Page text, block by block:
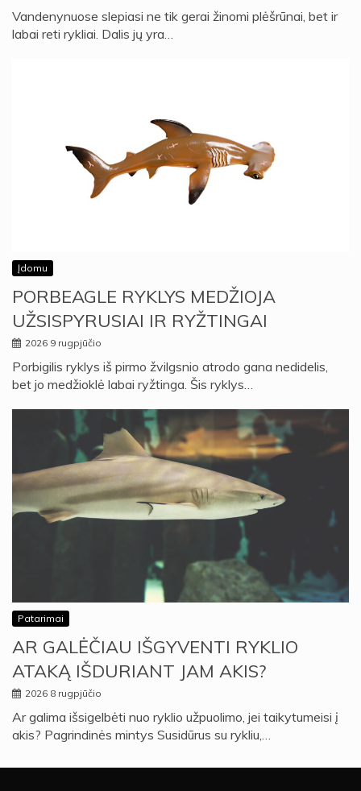
Vandenynuose slepiasi ne tik gerai žinomi plėšrūnai, bet ir
labai reti rykliai. Dalis jų yra…
Įdomu
PORBEAGLE RYKLYS MEDŽIOJA
UŽSISPYRUSIAI IR RYŽTINGAI
2026 9 rugpjūčio
Porbigilis ryklys iš pirmo žvilgsnio atrodo gana nedidelis,
bet jo medžioklė labai ryžtinga. Šis ryklys…
Patarimai
AR GALĖČIAU IŠGYVENTI RYKLIO
ATAKĄ IŠDURIANT JAM AKIS?
2026 8 rugpjūčio
Ar galima išsigelbėti nuo ryklio užpuolimo, jei taikytumeisi į
akis? Pagrindinės mintys Susidūrus su rykliu,…